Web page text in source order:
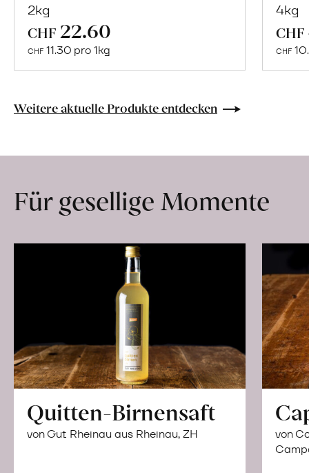
2kg
CHF 22.60
CHF 11.30 pro 1kg
Naturbelassene
Lebensmittel
Hof
erfahren
4kg
CHF
CHF
Weitere aktuelle Produkte entdecken
Für gesellige Momente
Quitten-Birnensaft
von Gut Rheinau aus Rheinau, ZH
von